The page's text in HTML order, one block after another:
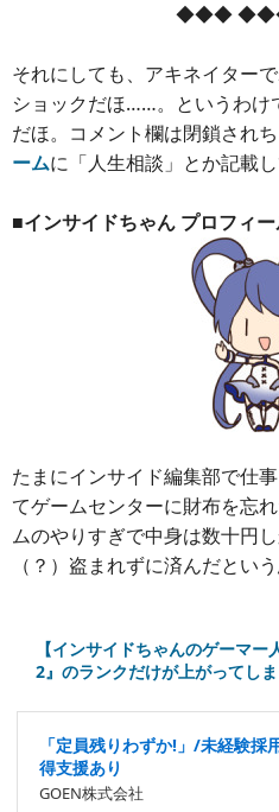
◆◆◆
それにしても、アキネイター
ショックだほ……。というわけ
だほ。コメント欄は閉鎖され
ームに「人生相談」とか記載し
■インサイドちゃん プロフィ
たまにインサイド編集部で仕
てゲームセンターに財布を忘
ムのやりすぎで中身は数十円
（？）盗まれずに済んだとい
【インサイドちゃんのゲーマ
2』のランクだけが上がってし
「定員残りわずか!」/未経験
得支援あり
GOEN株式会社